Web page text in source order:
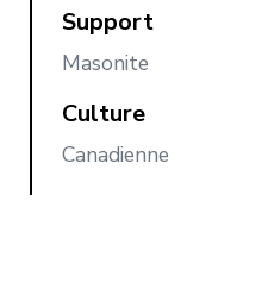
Support
Masonite
Culture
Canadienne